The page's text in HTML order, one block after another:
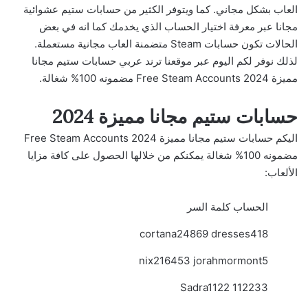
العاب بشكل مجاني. كما ويتوفر الكثير من حسابات ستيم عشوائية
مجانا عبر معرفة اختيار الحساب الذي يخدمك كما انه في بعض
الحالات تكون حسابات Steam متضمنة العاب مجانية مستعملة.
لذلك نوفر لكم اليوم عبر موقعنا ترند عربي حسابات ستيم مجانا
مميزة 2024 Free Steam Accounts مضمونه 100% شغالة.
حسابات ستيم مجانا مميزة 2024
اليكم حسابات ستيم مجانا مميزة 2024 Free Steam Accounts
مضمونه 100% شغالة يمكنكم من خلالها الحصول على كافة مزايا
الألعاب:
الحساب كلمة السر
cortana24869 dresses418
nix216453 jorahmormont5
Sadra1122 112233